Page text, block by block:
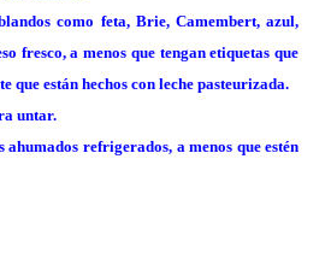
como feta, Brie, Camembert, azul,
fresco, a menos que tengan etiquetas que
que están hechos con leche pasteurizada.
untar.
ahumados refrigerados, a menos que estén